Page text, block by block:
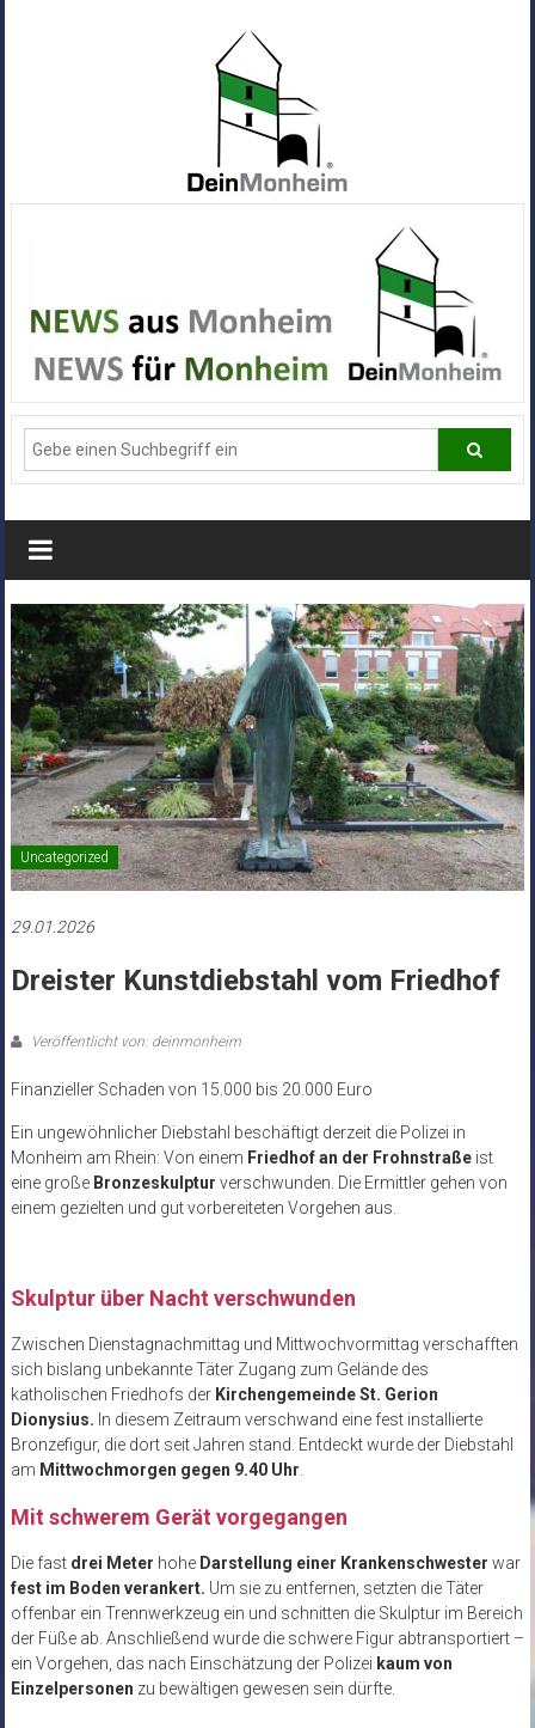
Alle
News
aus
Deiner
Stadt
Monheim
Uncategorized
29.01.2026
Dreister Kunstdiebstahl vom Friedhof
Veröffentlicht von: deinmonheim
Finanzieller Schaden von 15.000 bis 20.000 Euro
Ein ungewöhnlicher Diebstahl beschäftigt derzeit die Polizei in
Monheim am Rhein: Von einem Friedhof an der Frohnstraßeist
eine große Bronzeskulptur verschwunden. Die Ermittler gehen von
einem gezielten und gut vorbereiteten Vorgehen aus.
Skulptur über Nacht verschwunden
Zwischen Dienstagnachmittag und Mittwochvormittag verschafften
sich bislang unbekannte Täter Zugang zum Gelände des
katholischen Friedhofs der Kirchengemeinde St. Gerion
Dionysius. In diesem Zeitraum verschwand eine fest installierte
Bronzefigur, die dort seit Jahren stand. Entdeckt wurde der Diebstahl
am Mittwochmorgen gegen 9.40 Uhr.
Mit schwerem Gerät vorgegangen
Die fastdrei Meter hoheDarstellung einer Krankenschwester war
fest im Boden verankert. Um sie zu entfernen, setzten die Täter
offenbar ein Trennwerkzeug ein und schnitten die Skulptur im Bereich
der Füße ab. Anschließend wurde die schwere Figur abtransportiert –
ein Vorgehen, das nach Einschätzung der Polizei kaum von
Einzelpersonen zu bewältigen gewesen sein dürfte.